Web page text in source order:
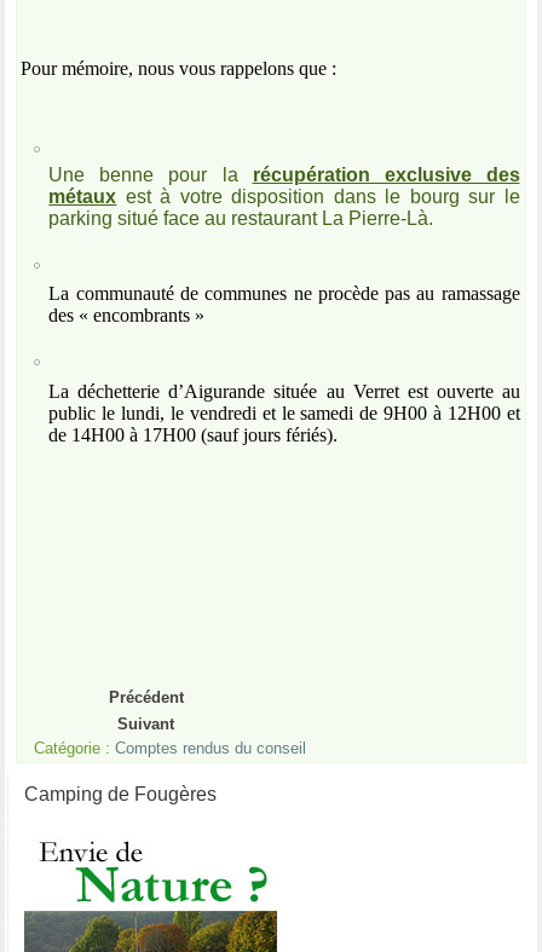
Pour mémoire, nous vous rappelons que :
Une benne pour la récupération exclusive des
métaux est à votre disposition dans le bourg sur le
parking situé face au restaurant La Pierre-Là.
La communauté de communes ne procède pas au ramassage
des « encombrants »
La déchetterie d’Aigurande située au Verret est ouverte au
public le lundi, le vendredi et le samedi de 9H00 à 12H00 et
de 14H00 à 17H00 (sauf jours fériés).
Précédent
Suivant
Catégorie :Comptes rendus du conseil
Camping de Fougères